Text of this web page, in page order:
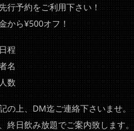
行予約をご利用下さい！
から¥500オフ！
程
名
数
の上、DM迄ご連絡下さいませ。
終日飲み放題でご案内致します。